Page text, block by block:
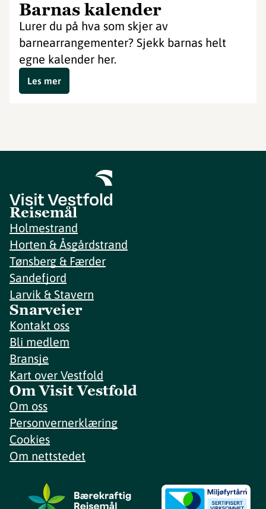
Barnas kalender
Lurer du på hva som skjer av
barnearrangementer? Sjekk barnas helt
egne kalender her.
Les mer
Reisemål
Holmestrand
Horten & Åsgårdstrand
Tønsberg & Færder
Sandefjord
Larvik & Stavern
Snarveier
Kontakt oss
Bli medlem
Bransje
Kart over Vestfold
Om Visit Vestfold
Om oss
Personvernerklæring
Cookies
Om nettstedet